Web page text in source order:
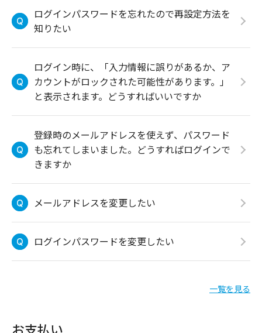
ログインパスワードを忘れたので再設定方法を
知りたい
ログイン時に、「入力情報に誤りがあるか、ア
カウントがロックされた可能性があります。」
と表示されます。どうすればいいですか
登録時のメールアドレスを使えず、パスワード
も忘れてしまいました。どうすればログインで
きますか
メールアドレスを変更したい
ログインパスワードを変更したい
一覧を見る
お支払い